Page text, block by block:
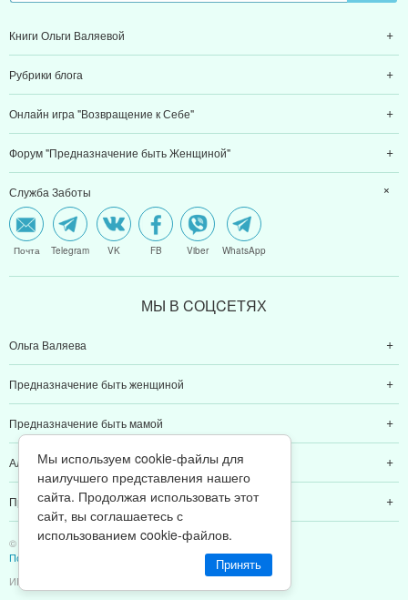
Книги Ольги Валяевой
Рубрики блога
Онлайн игра "Возвращение к Себе"
Форум "Предназначение быть Женщиной"
Служба Заботы
Почта Telegram VK FB Viber WhatsApp
МЫ В CОЦCЕТЯХ
Ольга Валяева
Предназначение быть женщиной
Предназначение быть мамой
Алексей Валяев
Предназначение быть папой
© 2011-2026 Предназначение быть Женщиной
Политика конфиденциальности
ИП Валяев А. В. | ИНН 380111808709
Мы используем cookie-файлы для
наилучшего представления нашего
сайта. Продолжая использовать этот
сайт, вы соглашаетесь с
использованием cookie-файлов.
Принять